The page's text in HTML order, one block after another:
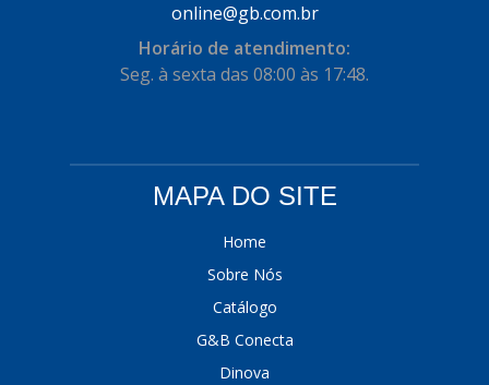
online@gb.com.br
Horário de atendimento:
Seg. à sexta das 08:00 às 17:48.
MAPA DO SITE
Home
Sobre Nós
Catálogo
G&B Conecta
Dinova